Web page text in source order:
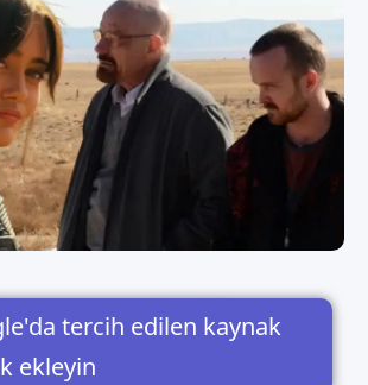
tercih edilen kaynak
ekleyin